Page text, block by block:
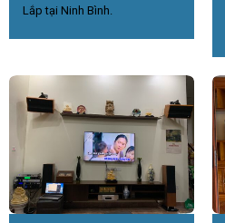
Lắp tại Ninh Bình.